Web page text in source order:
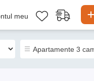
meu Hartă